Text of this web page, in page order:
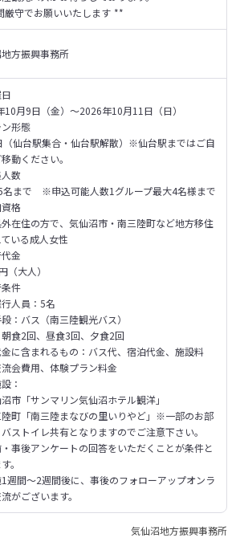
厳守でお願いいたします **
方振興事務所
10月9日（金）～2026年10月11日（日）
形態
（仙台駅集合・仙台駅解散）※仙台駅まではご自
動ください。
数
名まで　※申込可能人数1グループ最大4名様まで
格
在住の方で、気仙沼市・南三陸町など地方移住
いる成人女性
金
（大人）
件
人員：5名
：バス（南三陸観光バス）
食2回、昼食3回、夕食2回
に含まれるもの：バス代、宿泊代金、施設料
会費用、体験プラン料金
：
沼市「サンマリン気仙沼ホテル観洋」
陸町「南三陸まなびの里いりやど」※一部のお部
ストイレ共有となりますのでご注意下さい。
事後アンケートの回答をいただくことが条件と
。
週間～2週間後に、事後のフォローアップオンラ
がございます。
気仙沼地方振興事務所